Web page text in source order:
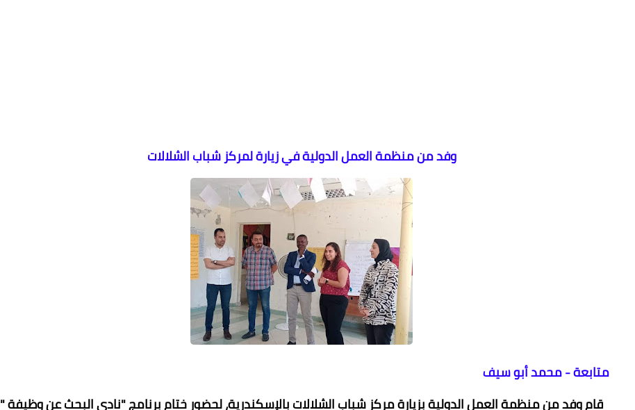
وفد من منظمة العمل الدولية في زيارة لمركز شباب الشلالات
متابعة - محمد أبو سيف
قام وفد من منظمة العمل الدولية بزيارة مركز شباب الشلالات بالإسكندرية، لحضور ختام برنامج "نادي البحث عن وظيفة "